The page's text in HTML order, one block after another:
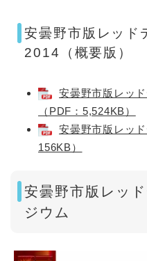
安曇野市版レッド
2014（概要版）
安曇野市版レッ
（PDF：5,524KB）
安曇野市版レッ
156KB）
安曇野市版レッ
ジウム